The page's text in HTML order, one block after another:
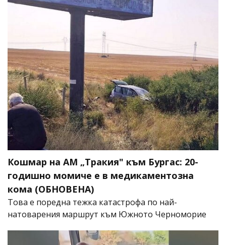
Кошмар на АМ „Тракия" към Бургас: 20-
годишно момиче е в медикаментозна
кома (ОБНОВЕНА)
Това е поредна тежка катастрофа по най-
натоварения маршрут към Южното Черноморие